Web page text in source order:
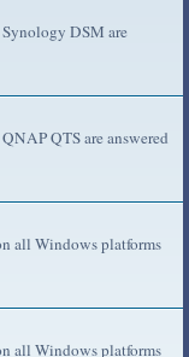
DSM are
QTS are answered
all Windows platforms
all Windows platforms